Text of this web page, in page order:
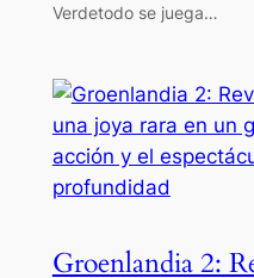
Verdetodo se juega…
Groenlandia 2: